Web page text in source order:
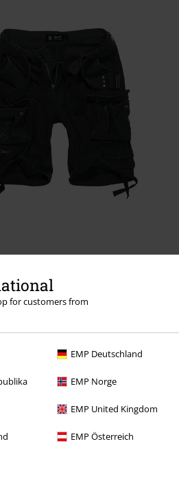
for customers from
EMP Deutschland
EMP Norge
EMP United Kingdom
EMP Österreich